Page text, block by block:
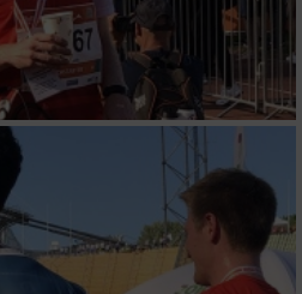
Auswahl
Personalisierung
Auswahl